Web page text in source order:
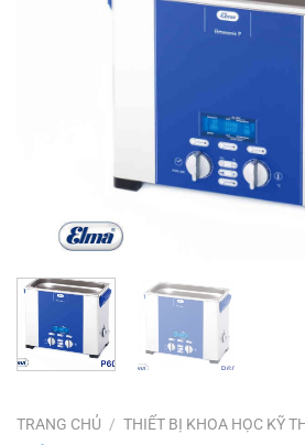
TRANG CHỦ / THIẾT BỊ KHOA HỌC KỸ